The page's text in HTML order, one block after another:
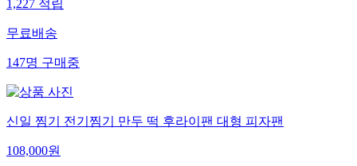
1,227적립
무료배송
147명구매중
신일 찜기 전기찜기 만두 떡 후라이팬 대형 피자팬
108,000원